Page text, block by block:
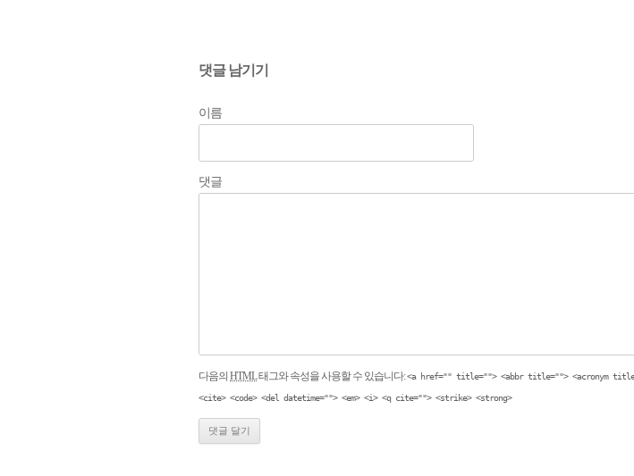
댓글 남기기
이름
댓글
다음의 HTML태그와 속성을 사용할 수 있습니다:<a href="" title=""> <abbr title=""> <acronym
<cite> <code> <del datetime=""> <em> <i> <q cite=""> <strike> <strong>